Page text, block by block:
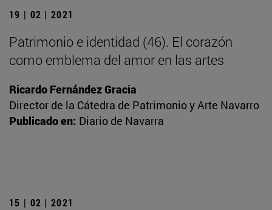
19 | 02 | 2021
Patrimonio e identidad (46). El corazón
como emblema del amor en las artes
Ricardo Fernández Gracia
Director de la Cátedra de Patrimonio y Arte Navarro
Publicado en: Diario de Navarra
15 | 02 | 2021